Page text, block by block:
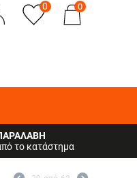
0 0
το κατάστημα